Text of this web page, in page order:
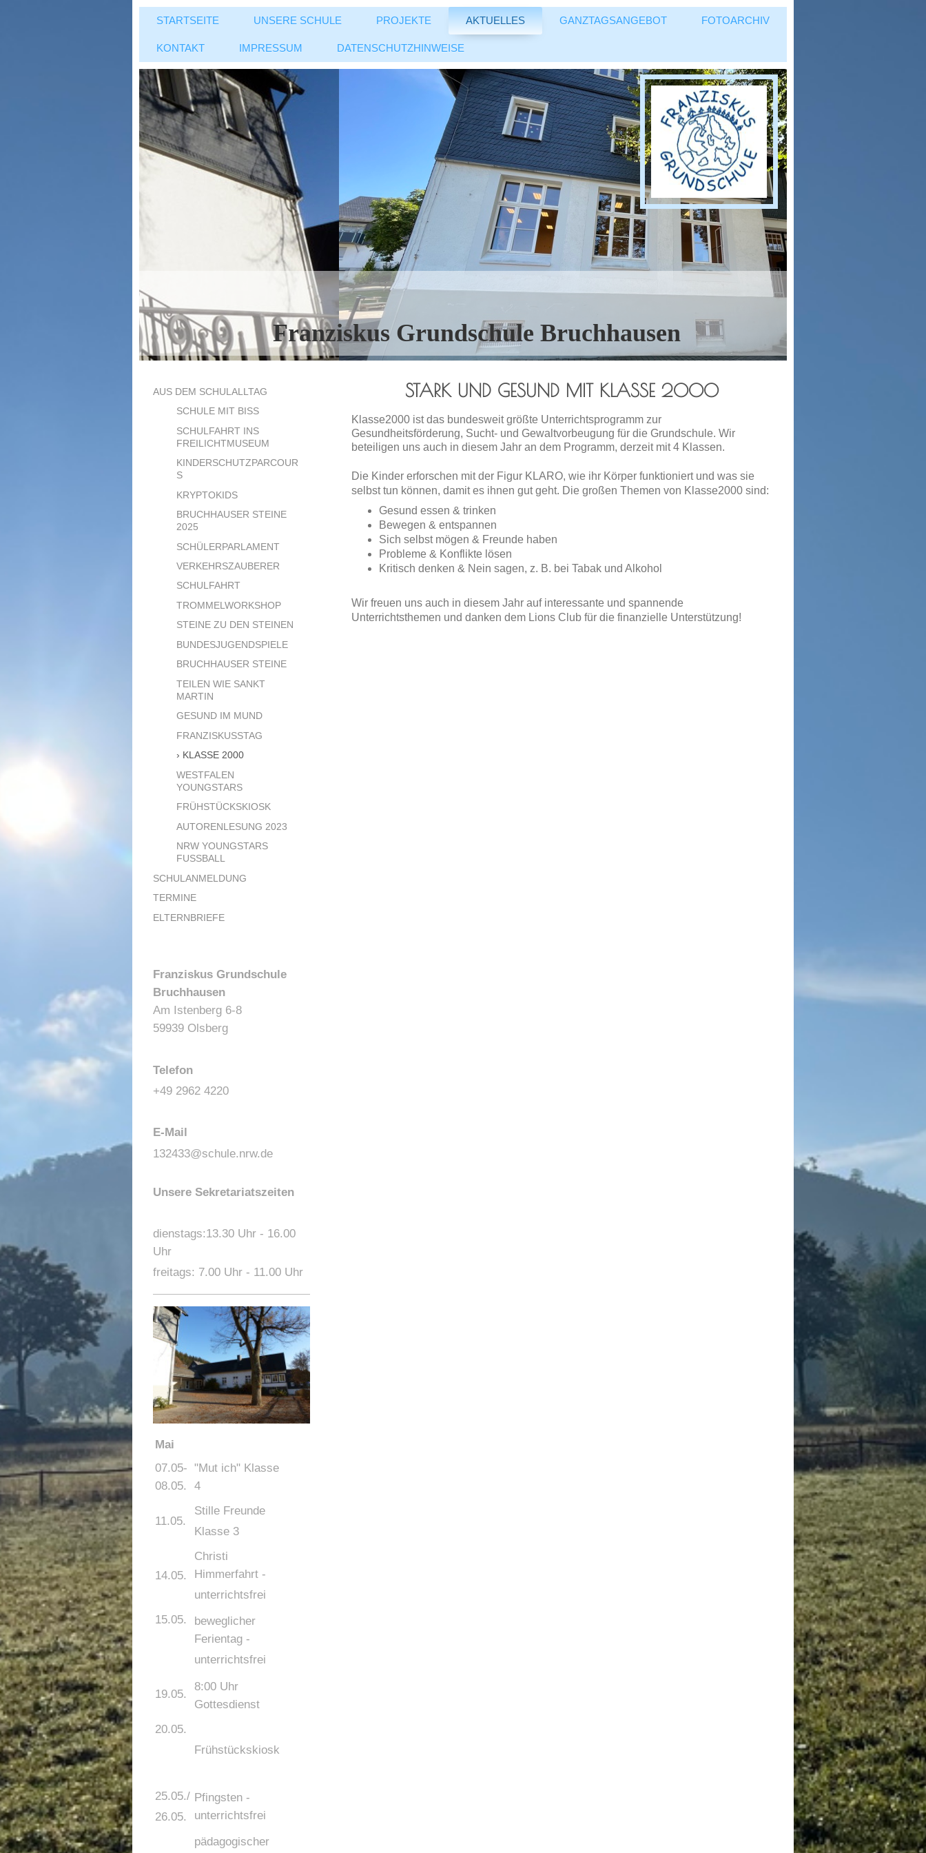
STARTSEITE UNSERE SCHULE PROJEKTE AKTUELLES GANZTAGSANGEBOT FOTOARCHIV
KONTAKT IMPRESSUM DATENSCHUTZHINWEISE
Franziskus Grundschule Bruchhausen
STARK UND GESUND MIT KLASSE 2000
Klasse2000 ist das bundesweit größte Unterrichtsprogramm zur
Gesundheitsförderung, Sucht- und Gewaltvorbeugung für die Grundschule. Wir
beteiligen uns auch in diesem Jahran dem Programm, derzeit mit 4Klassen.
Die Kinder erforschen mit der Figur KLARO, wie ihr Körper funktioniert und was sie
selbst tun können, damit es ihnen gut geht. Die großen Themen von Klasse2000 sind:
Gesund essen & trinken
Bewegen & entspannen
Sich selbst mögen & Freunde haben
Probleme & Konflikte lösen
Kritisch denken & Nein sagen, z. B. bei Tabak und Alkohol
Wir freuen uns auch in diesem Jahr auf interessante und spannende
Unterrichtsthemen und danken dem Lions Club für die finanzielle Unterstützung!
AUS DEM SCHULALLTAG
SCHULE MIT BISS
SCHULFAHRT INS
FREILICHTMUSEUM
KINDERSCHUTZPARCOUR
S
KRYPTOKIDS
BRUCHHAUSER STEINE
2025
SCHÜLERPARLAMENT
VERKEHRSZAUBERER
SCHULFAHRT
TROMMELWORKSHOP
STEINE ZU DEN STEINEN
BUNDESJUGENDSPIELE
BRUCHHAUSER STEINE
TEILEN WIE SANKT
MARTIN
GESUND IM MUND
FRANZISKUSSTAG
KLASSE 2000
WESTFALEN
YOUNGSTARS
FRÜHSTÜCKSKIOSK
AUTORENLESUNG 2023
NRW YOUNGSTARS
FUSSBALL
SCHULANMELDUNG
TERMINE
ELTERNBRIEFE
Franziskus Grundschule
Bruchhausen
Am Istenberg 6-8
59939 Olsberg
Telefon
+49 2962 4220
E-Mail
132433@schule.nrw.de
Unsere Sekretariatszeiten
dienstags:13.30 Uhr - 16.00
Uhr
freitags: 7.00 Uhr - 11.00 Uhr
Mai
07.05-
08.05.
"Mut ich" Klasse
4
11.05.
Stille Freunde
Klasse 3
14.05.
Christi
Himmerfahrt -
unterrichtsfrei
15.05.
beweglicher
Ferientag -
unterrichtsfrei
19.05.
8:00 Uhr
Gottesdienst
20.05.
Frühstückskiosk
25.05./
26.05.
Pfingsten -
unterrichtsfrei
pädagogischer